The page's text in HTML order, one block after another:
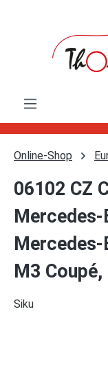
Online-Shop
06102 CZ
Mercedes-
Mercedes-
M3
Siku
Bildergalerie